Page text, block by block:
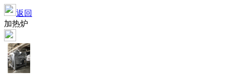
返回
加热炉